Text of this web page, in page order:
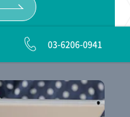
03-6206-0941